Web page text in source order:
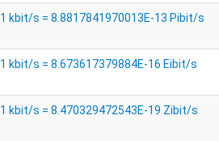
1 kbit/s = 8.8817841970013E-13 Pibit/s
1 kbit/s = 8.673617379884E-16 Eibit/s
1 kbit/s = 8.470329472543E-19 Zibit/s